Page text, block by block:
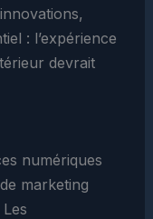
: l’expérience
devrait
numériques
marketing